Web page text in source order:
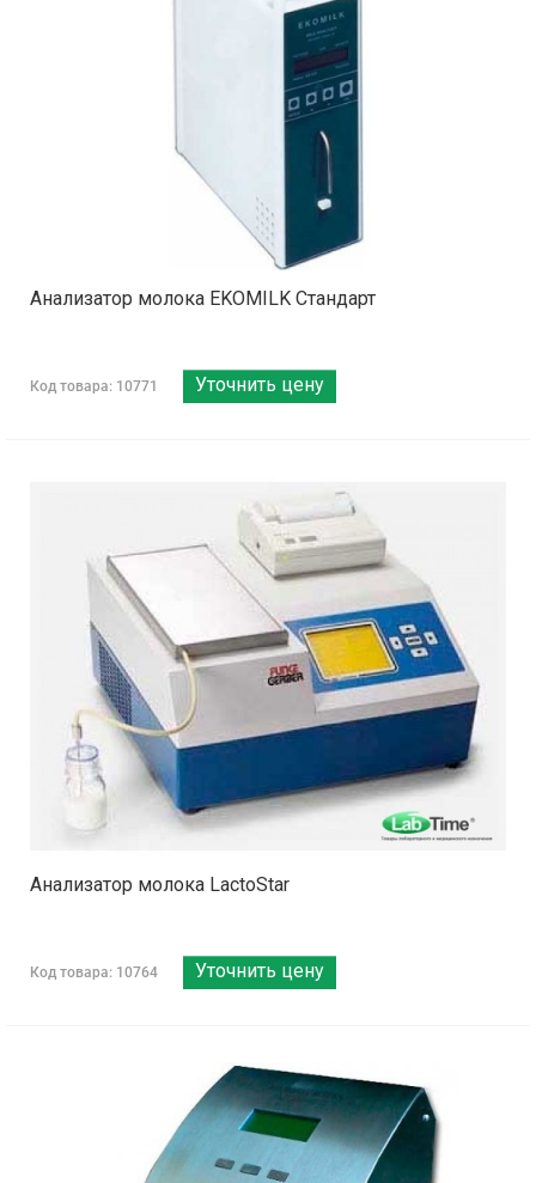
Анализатор молока EKOMILK Стандарт
Код товара: 10771 Уточнить цену
Анализатор молока LactoStar
Код товара: 10764 Уточнить цену